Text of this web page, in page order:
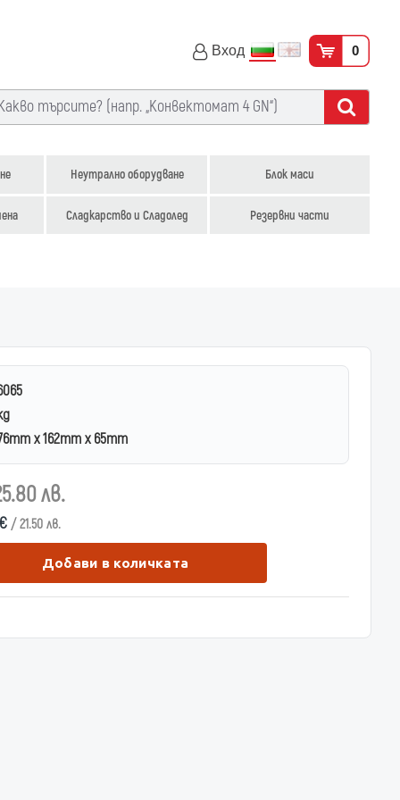
Вход 0
Неутрално оборудване Блок маси
Сладкарство и Сладолед Резервни части
лв.
/ 21.50 лв.
x 162mm x 65mm
Добави в количката